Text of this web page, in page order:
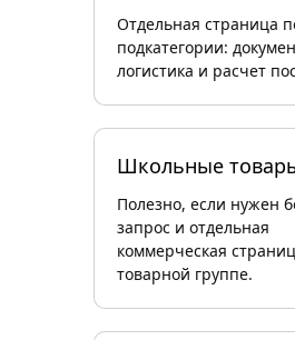
Отдельная страница
подкатегории:
логистика и расчет
Школьные
Полезно, если нужен
запрос и отдельная
коммерческая
товарной группе.